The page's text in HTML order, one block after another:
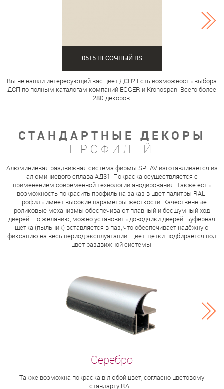
0515 ПЕСОЧНЫЙ BS
Вы не нашли интересующий вас цвет ДСП? Есть возможность выбора
ДСП по полным каталогам компаний EGGER и Kronospan. Всего более
280 декоров.
СТАНДАРТНЫЕ ДЕКОРЫ
ПРОФИЛЕЙ
Алюминиевая раздвижная система фирмы SPLAV изготавливается из
алюминиевого сплава АД31. Покраска осуществляется с
применением современной технологии анодирования. Также есть
возможность покрасить профиль на заказ в цвет палитры RAL.
Профиль имеет высокие параметры жёсткости. Качественные
роликовые механизмы обеспечивают плавный и бесшумный ход
дверей. По желанию, можно установить доводчики дверей. Буферная
щетка (пыльник) вставляется в паз, что обеспечивает надёжную
фиксацию на весь период эксплуатации. Цвет щетки подбирается под
цвет раздвижной системы.
Также возможна покраска в любой цвет, согласно цветовому
стандарту RAL.